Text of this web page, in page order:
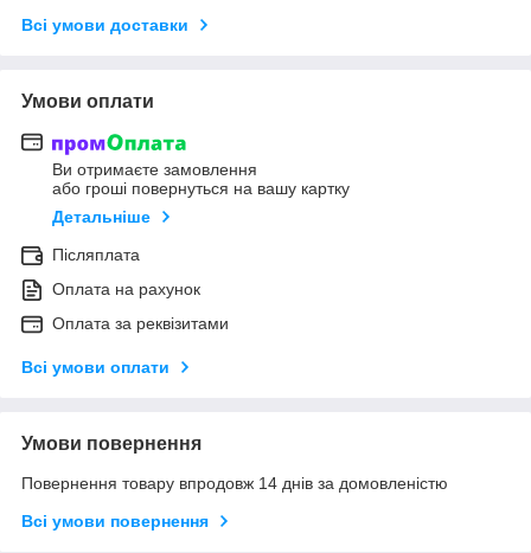
Всі умови доставки
Умови оплати
Ви отримаєте замовлення
або гроші повернуться на вашу картку
Детальніше
Післяплата
Оплата на рахунок
Оплата за реквізитами
Всі умови оплати
Умови повернення
Повернення товару впродовж 14 днів за домовленістю
Всі умови повернення